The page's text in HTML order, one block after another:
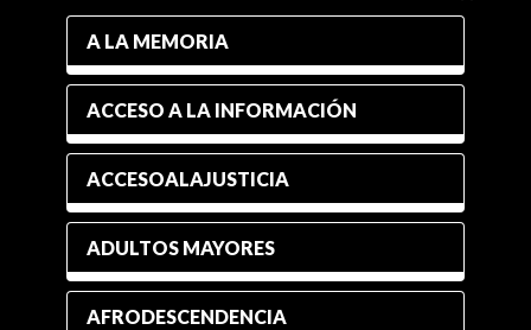
A LA MEMORIA
ACCESO A LA INFORMACIÓN
ACCESOALAJUSTICIA
ADULTOS MAYORES
AFRODESCENDENCIA